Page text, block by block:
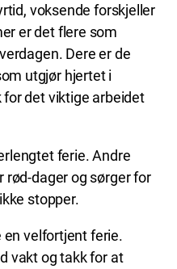
voksende forskjeller
er det flere som
Dere er de
utgjør hjertet i
det viktige arbeidet
ferie. Andre
rød-dager og sørger for
stopper.
en velfortjent ferie.
vakt og takk for at